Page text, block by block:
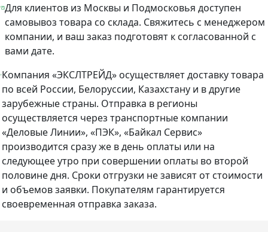
Для клиентов из Москвы и Подмосковья доступен
самовывоз товара со склада. Свяжитесь с менеджером
компании, и ваш заказ подготовят к согласованной с
вами дате.
Компания «ЭКСЛТРЕЙД» осуществляет доставку товара
по всей России, Белоруссии, Казахстану и в другие
зарубежные страны. Отправка в регионы
осуществляется через транспортные компании
«Деловые Линии», «ПЭК», «Байкал Сервис»
производится сразу же в день оплаты или на
следующее утро при совершении оплаты во второй
половине дня. Сроки отгрузки не зависят от стоимости
и объемов заявки. Покупателям гарантируется
своевременная отправка заказа.